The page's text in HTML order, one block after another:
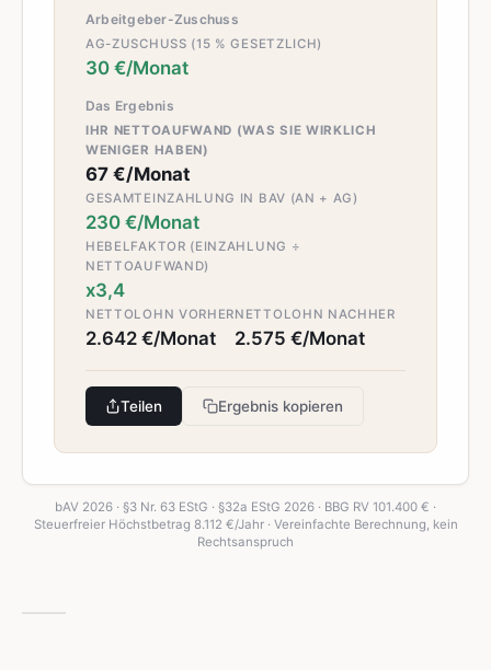
Arbeitgeber-Zuschuss
AG-ZUSCHUSS (15 % GESETZLICH)
30 €/Monat
Das Ergebnis
IHR NETTOAUFWAND (WAS SIE WIRKLICH
WENIGER HABEN)
67 €/Monat
GESAMTEINZAHLUNG IN BAV (AN + AG)
230 €/Monat
HEBELFAKTOR (EINZAHLUNG ÷
NETTOAUFWAND)
x3,4
NETTOLOHN VORHER
2.642 €/Monat
NETTOLOHN NACHHER
2.575 €/Monat
Teilen Ergebnis kopieren
bAV 2026 · §3 Nr. 63 EStG · §32a EStG 2026 · BBG RV 101.400 € ·
Steuerfreier Höchstbetrag 8.112 €/Jahr · Vereinfachte Berechnung, kein
Rechtsanspruch